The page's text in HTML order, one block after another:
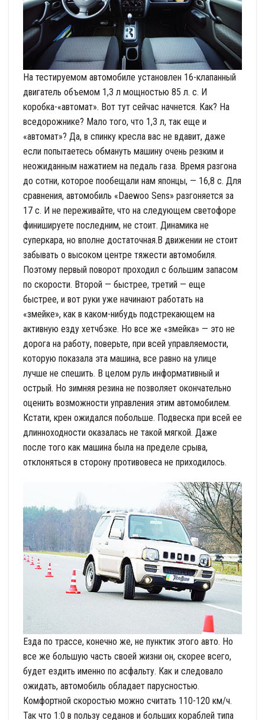
На тестируемом автомобиле установлен 16-клапанный
двигатель объемом 1,3 л мощностью 85 л. с. И
коробка-«автомат». Вот тут сейчас начнется. Как? На
вседорожнике? Мало того, что 1,3 л, так еще и
«автомат»? Да, в спинку кресла вас не вдавит, даже
если попытаетесь обмануть машину очень резким и
неожиданным нажатием на педаль газа. Время разгона
до сотни, которое пообещали нам японцы, — 16,8 с. Для
сравнения, автомобиль «Daewoo Sens» разгоняется за
17 с. И не переживайте, что на следующем светофоре
финишируете последним, не стоит. Динамика не
суперкара, но вполне достаточная.В движении не стоит
забывать о высоком центре тяжести автомобиля.
Поэтому первый поворот проходил с большим запасом
по скорости. Второй — быстрее, третий — еще
быстрее, и вот руки уже начинают работать на
«змейке», как в каком-нибудь подстрекающем на
активную езду хетчбэке. Но все же «змейка» — это не
дорога на работу, поверьте, при всей управляемости,
которую показала эта машина, все равно на улице
лучше не спешить. В целом руль информативный и
острый. Но зимняя резина не позволяет окончательно
оценить возможности управления этим автомобилем.
Кстати, крен ожидался побольше. Подвеска при всей ее
длинноходности оказалась не такой мягкой. Даже
после того как машина была на пределе срыва,
отклоняться в сторону противовеса не приходилось.
Езда по трассе, конечно же, не пунктик этого авто. Но
все же большую часть своей жизни он, скорее всего,
будет ездить именно по асфальту. Как и следовало
ожидать, автомобиль обладает парусностью.
Комфортной скоростью можно считать 110-120 км/ч.
Так что 1:0 в пользу седанов и больших кораблей типа